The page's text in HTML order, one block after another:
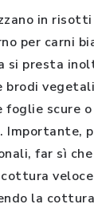
in
per carni
si presta
brodi
foglie scure
Importante,
far sì
la